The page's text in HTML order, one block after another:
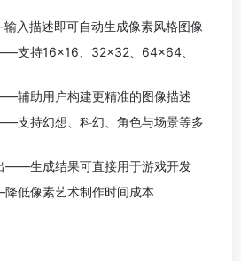
入描述即可自动生成像素风格图像
支持16×16、32×32、64×64、
辅助用户构建更精准的图像描述
支持幻想、科幻、角色与场景等多
——生成结果可直接用于游戏开发
低像素艺术制作时间成本